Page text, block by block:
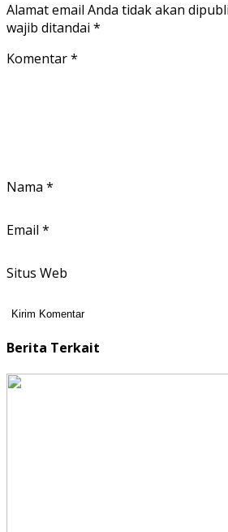
Alamat email Anda tidak akan
wajib ditandai *
Komentar*
Nama *
Email *
Situs Web
Berita Terkait